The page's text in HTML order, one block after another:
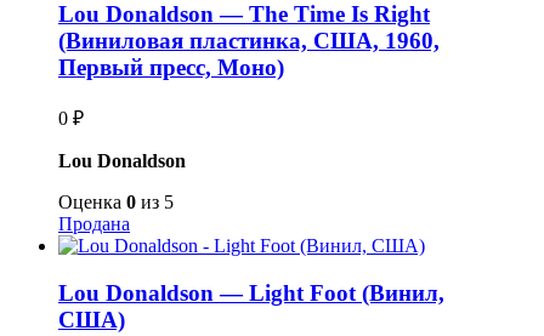
Lou Donaldson — The Time Is Right
(Виниловая пластинка, США, 1960,
Первый пресс, Моно)
0 ₽
Lou Donaldson
Оценка 0 из 5
Продана
Lou Donaldson — Light Foot (Винил,
США)